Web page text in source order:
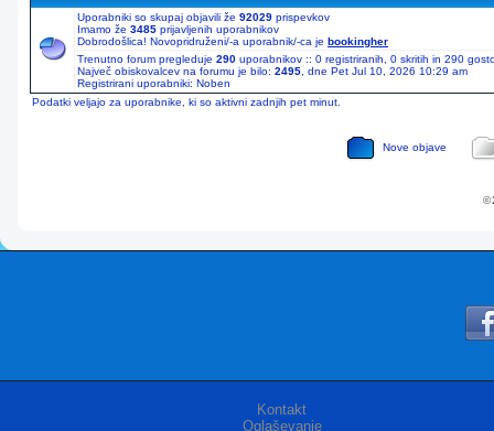
Uporabniki so skupaj objavili že 92029 prispevkov
Imamo že 3485 prijavljenih uporabnikov
Dobrodošlica! Novopridruženi/-a uporabnik/-ca je bookingher
Trenutno forum pregleduje 290 uporabnikov :: 0 registriranih, 0 skritih in 290
Največ obiskovalcev na forumu je bilo: 2495 , dne Pet Jul 10, 2026 10:29 am
Registrirani uporabniki: Noben
Podatki veljajo za uporabnike, ki so aktivni zadnjih pet minut.
Nove objave
©
Kontakt
Oglaševanje